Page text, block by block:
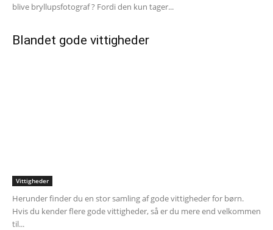
blive bryllupsfotograf ? Fordi den kun tager...
Blandet gode vittigheder
Vittigheder
Herunder finder du en stor samling af gode vittigheder for børn.
Hvis du kender flere gode vittigheder, så er du mere end velkommen
til...